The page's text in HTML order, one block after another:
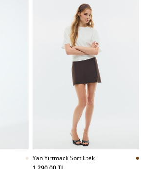
Yan Yırtmaclı Sort Etek